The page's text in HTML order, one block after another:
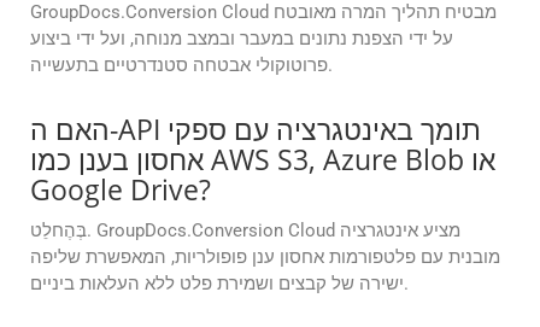
GroupDocs.Conversion Cloud מבטיח תהליך המרה מאובטח
על ידי הצפנת נתונים במעבר ובמצב מנוחה, ועל ידי ביצוע
פרוטוקולי אבטחה סטנדרטיים בתעשייה.
האם ה-API תומך באינטגרציה עם ספקי
אחסון בענן כמו AWS S3, Azure Blob או
Google Drive?
בְּהֶחלֵט. GroupDocs.Conversion Cloud מציע אינטגרציה
מובנית עם פלטפורמות אחסון ענן פופולריות, המאפשרת שליפה
ישירה של קבצים ושמירת פלט ללא העלאות ביניים.